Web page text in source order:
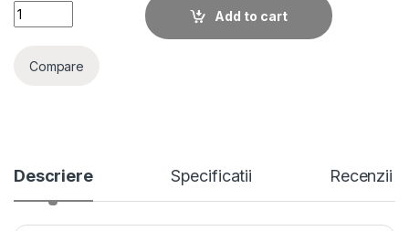
Centrala de alarma cu 96 zone AX PRO Hikvision DS-
Add to cart
Compare
Descriere Specificatii Recenzii